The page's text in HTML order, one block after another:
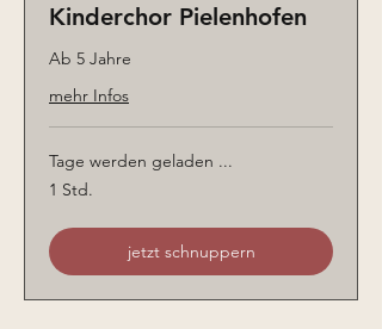
Kinderchor Pielenhofen
Ab 5 Jahre
mehr Infos
Tage werden geladen ...
1 Std.
jetzt schnuppern